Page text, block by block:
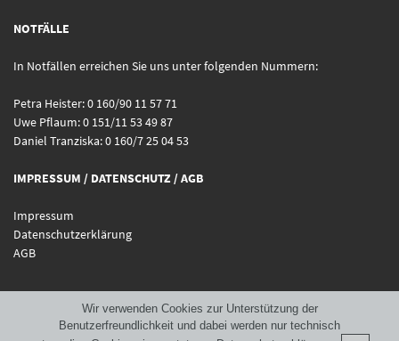
NOTFÄLLE
In Notfällen erreichen Sie uns unter folgenden Nummern:
Petra Heister: 0 160/90 11 57 71
Uwe Pflaum: 0 151/11 53 49 87
Daniel Tranziska: 0 160/7 25 04 53
IMPRESSUM / DATENSCHUTZ / AGB
Impressum
Datenschutzerklärung
AGB
Wir verwenden Cookies zur Unterstützung der
Benutzerfreundlichkeit und dabei werden nur technisch